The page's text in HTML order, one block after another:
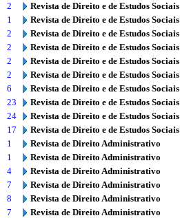
2
Revista de Direito e de Estudos Sociais
1
Revista de Direito e de Estudos Sociais
2
Revista de Direito e de Estudos Sociais
2
Revista de Direito e de Estudos Sociais
2
Revista de Direito e de Estudos Sociais
2
Revista de Direito e de Estudos Sociais
6
Revista de Direito e de Estudos Sociais
23
Revista de Direito e de Estudos Sociais
24
Revista de Direito e de Estudos Sociais
17
Revista de Direito e de Estudos Sociais
1
Revista de Direito Administrativo
1
Revista de Direito Administrativo
4
Revista de Direito Administrativo
7
Revista de Direito Administrativo
8
Revista de Direito Administrativo
7
Revista de Direito Administrativo